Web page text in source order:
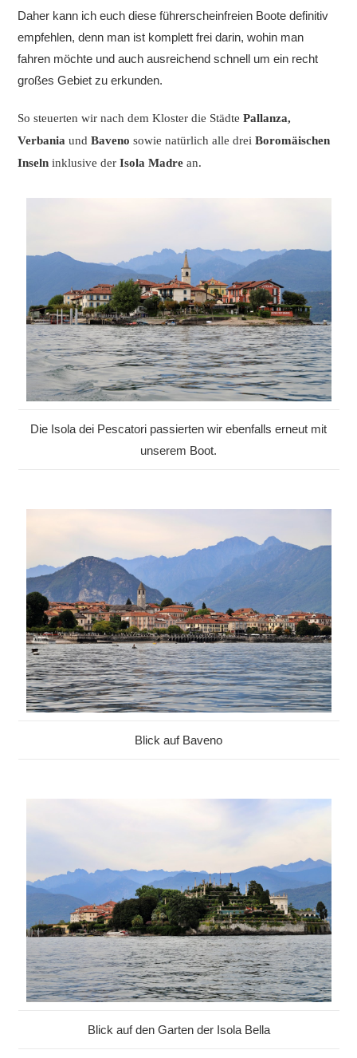
Daher kann ich euch diese führerscheinfreien Boote definitiv
empfehlen, denn man ist komplett frei darin, wohin man
fahren möchte und auch ausreichend schnell um ein recht
großes Gebiet zu erkunden.
So steuerten wir nach dem Kloster die StädtePallanza,
VerbaniaundBaveno sowie natürlich alle dreiBoromäischen
Inseln inklusive derIsola Madre an.
Die Isola dei Pescatori passierten wir ebenfalls erneut mit
unserem Boot.
Blick auf Baveno
Blick auf den Garten der Isola Bella